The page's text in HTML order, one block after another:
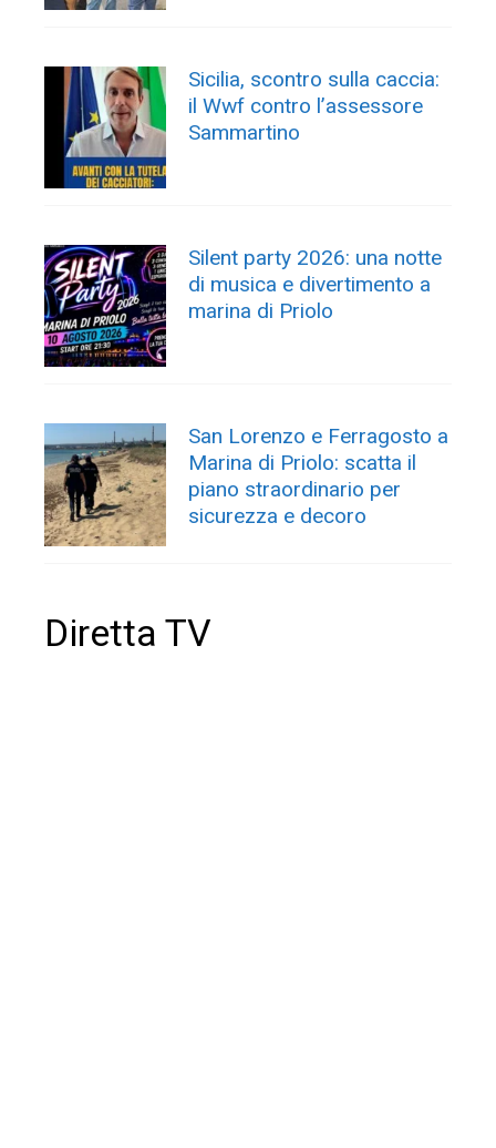
Sicilia, scontro sulla caccia:
il Wwf contro l’assessore
Sammartino
Silent party 2026: una notte
di musica e divertimento a
marina di Priolo
San Lorenzo e Ferragosto a
Marina di Priolo: scatta il
piano straordinario per
sicurezza e decoro
Diretta TV